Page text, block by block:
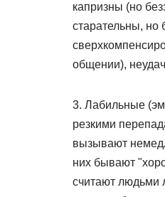
капризны (но
старательны, но
общении),
3. Лабильные
резкими
вызывают
них бывают
считают людьми